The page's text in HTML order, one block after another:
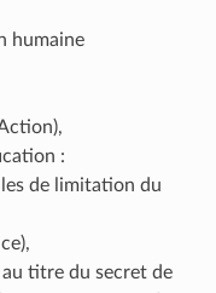
humaine
:
de limitation du
titre du secret de